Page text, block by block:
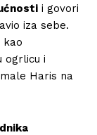
i govori
iza sebe.
kao
ogrlicu i
Haris na